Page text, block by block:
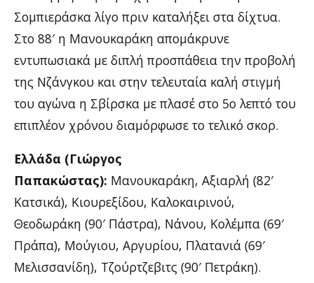
Σομπιεράσκα λίγο πριν καταλήξει στα δίχτυα.
Στο 88′ η Μανουκαράκη απομάκρυνε
εντυπωσιακά με διπλή προσπάθεια την προβολή
της Νζάνγκου και στην τελευταία καλή στιγμή
του αγώνα η Σβίρσκα με πλασέ στο 5ο λεπτό του
επιπλέον χρόνου διαμόρφωσε το τελικό σκορ.
Ελλάδα (Γιώργος
Παπακώστας): Μανουκαράκη, Αξιαρλή (82′
Κατσικά), Κιουρεξίδου, Καλοκαιρινού,
Θεοδωράκη (90′ Πάστρα), Νάνου, Κολέμπα (69′
Πράπα), Μούγιου, Αργυρίου, Πλατανιά (69′
Μελισσανίδη), Τζούρτζεβιτς (90′ Πετράκη).